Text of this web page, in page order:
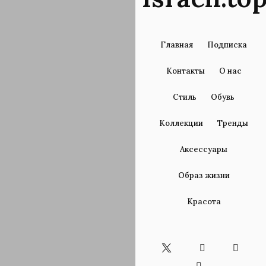
Главная Подписка
Контакты О нас
Стиль Обувь
Коллекции Тренды
Аксессуары
Образ жизни
Красота